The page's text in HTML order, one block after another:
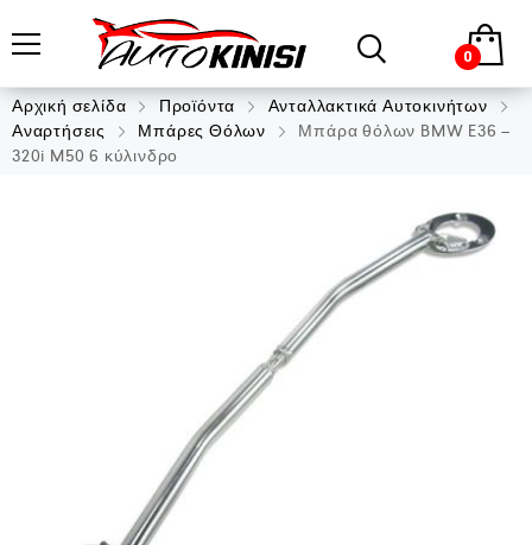
0
Αρχική σελίδα Προϊόντα
Ανταλλακτικά Αυτοκινήτων
Αναρτήσεις
Μπάρες Θόλων
Μπάρα θόλων BMW E36 –
320i M50 6 κύλινδρο